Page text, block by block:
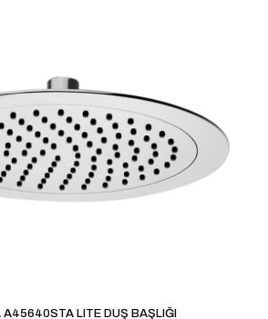
3/5
yıldız
4/5
yıldız
5/5
yıldız
A45640STA LITE DUŞ BAŞLIĞI